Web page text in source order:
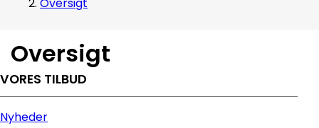
Oversigt
VORES TILBUD
Nyheder